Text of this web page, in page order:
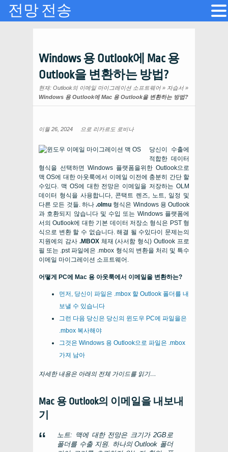
Windows 용 Outlook에 Mac 용
Outlook을 변환하는 방법?
현재: Outlook의 이메일 마이그레이션 소프트웨어 » 자습서 »
Windows 용 Outlook에 Mac 용 Outlook을 변환하는 방법?
이월 26, 2024 으로 리카르도 로비나
당신이 수출에
적합한 데이터
형식을 선택하면 Windows 플랫폼을위한 Outlook으로
맥 OS에 대한 아웃룩에서 이메일 이전에 충분히 간단 할
수있다. 맥 OS에 대한 전망은 이메일을 저장하는 OLM
데이터 형식을 사용합니다, 콘택트 렌즈, 노트, 일정 및
다른 모든 것들. 하나 .olmu 형식은 Windows 용 Outlook
과 호환되지 않습니다 및 수입 또는 Windows 플랫폼에
서의 Outlook에 대한 기본 데이터 저장소 형식은 PST 형
식으로 변환 할 수 없습니다. 해결 될 수있다이 문제는의
지원에의 감사 .MBOX체재 (사서함 형식) Outlook 프로
필 또는 .pst 파일에은 .mbox 형식의 변환을 처리 및 특수
이메일 마이그레이션 소프트웨어.
어떻게 PC에 Mac 용 아웃룩에서 이메일을 변환하는?
먼저, 당신이 파일은 .mbox 할 Outlook 폴더를 내
보낼 수 있습니다
그런 다음 당신은 당신의 윈도우 PC에 파일을은
.mbox 복사해야
그것은 Windows 용 Outlook으로 파일은 .mbox
가져 남아
자세한 내용은 아래의 전체 가이드를 읽기…
Mac 용 Outlook의 이메일을 내보내
기
노트: 맥에 대한 전망은 크기가 2GB로
폴더를 수출 지원. 하나의 Outlook 폴더
전망 전송